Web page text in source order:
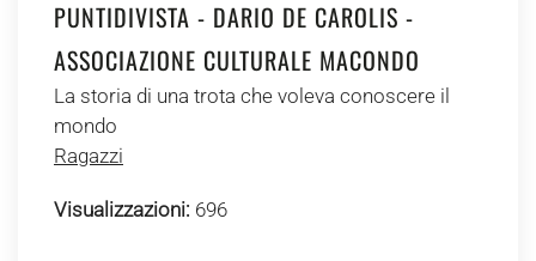
PUNTIDIVISTA - DARIO DE CAROLIS -
ASSOCIAZIONE CULTURALE MACONDO
La storia di una trota che voleva conoscere il
mondo
Ragazzi
Visualizzazioni: 696